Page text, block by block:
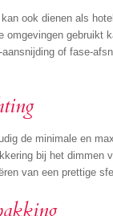
ook dienen als
omgevingen gebruikt
of fase-
de minimale en
bij het dimmen
van een prettige